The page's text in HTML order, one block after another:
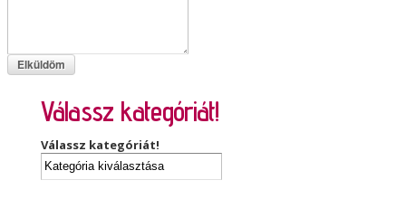
Válassz kategóriát!
Válassz kategóriát!